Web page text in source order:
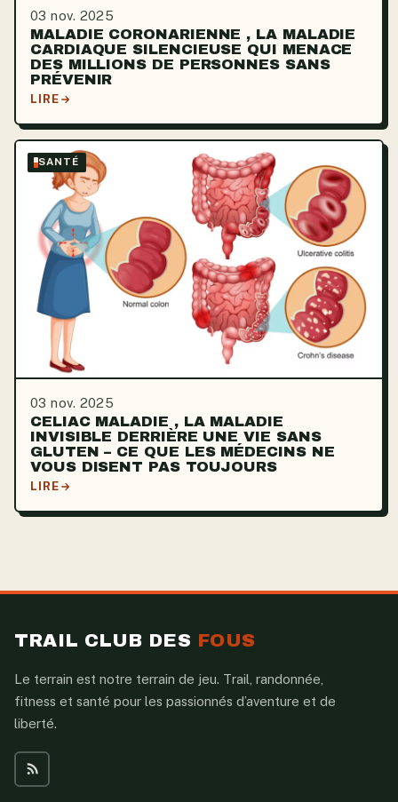
03 nov. 2025
MALADIE CORONARIENNE , LA MALADIE
CARDIAQUE SILENCIEUSE QUI MENACE
DES MILLIONS DE PERSONNES SANS
PRÉVENIR
LIRE
SANTÉ
03 nov. 2025
CELIAC MALADIE , LA MALADIE
INVISIBLE DERRIÈRE UNE VIE SANS
GLUTEN – CE QUE LES MÉDECINS NE
VOUS DISENT PAS TOUJOURS
LIRE
TRAIL CLUB DES FOUS
Le terrain est notre terrain de jeu. Trail, randonnée,
fitness et santé pour les passionnés d’aventure et de
liberté.